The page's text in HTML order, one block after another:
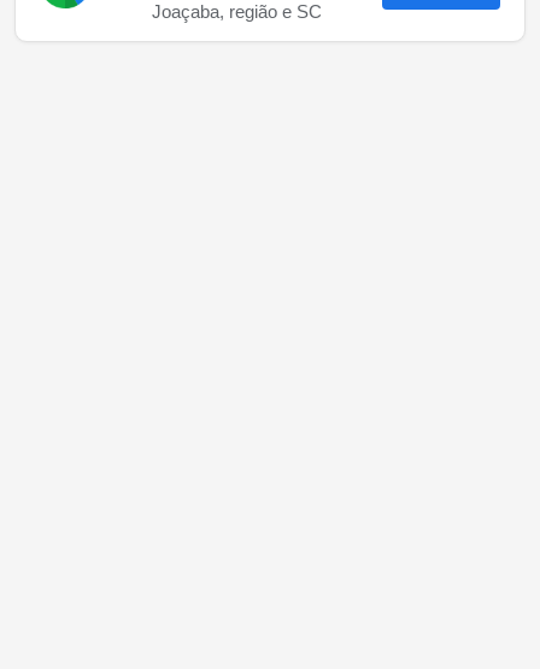
Joaçaba, região e SC